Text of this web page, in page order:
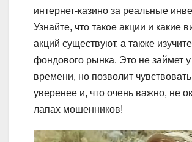
интернет-казино за реальные
Узнайте, что такое акции и какие
акций существуют, а также
фондового рынка. Это не займет
времени, но позволит
уверенее и, что очень важно, не
лапах мошенников!